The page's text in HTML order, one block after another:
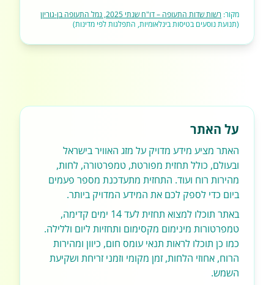
מקור: רשות שדות התעופה – דו"ח שנתי 2025, נמל התעופה בן-גוריון
(תנועת נוסעים בטיסות בינלאומיות, התפלגות לפי מדינות)
על האתר
האתר מציע מידע מדויק על מזג האוויר בישראל
ובעולם, כולל תחזית מפורטת, טמפרטורה, לחות,
מהירות רוח ועוד. התחזית מתעדכנת מספר פעמים
ביום כדי לספק לכם את המידע המדויק ביותר.
באתר תוכלו למצוא תחזית לעד 14 ימים קדימה,
טמפרטורות מינימום מקסימום ותחזיות ליום וללילה.
כמו כן תוכלו לראות תנאי עומס חום, כיוון ומהירות
הרוח, אחוזי הלחות, זמן מקומי וזמני זריחת ושקיעת
השמש.